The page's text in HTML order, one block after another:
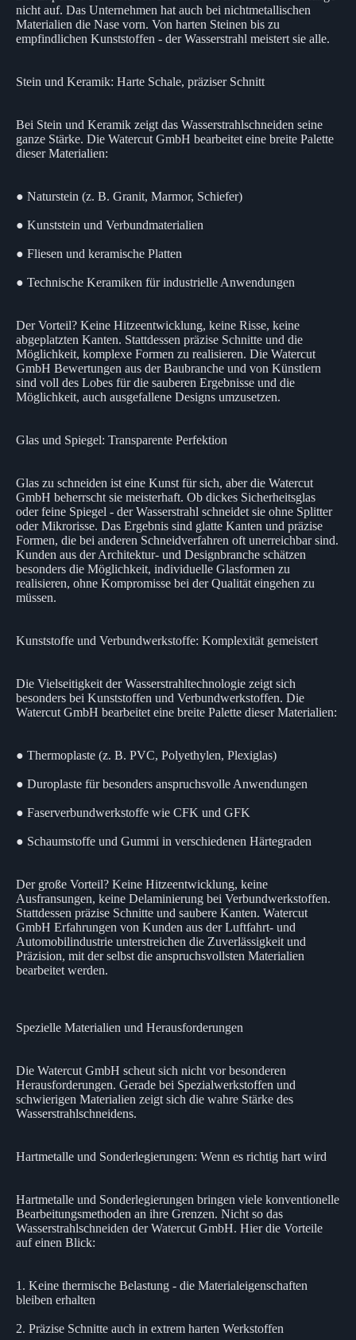
nicht auf. Das Unternehmen hat auch bei nichtmetallischen
Materialien die Nase vorn. Von harten Steinen bis zu
empfindlichen Kunststoffen - der Wasserstrahl meistert sie alle.
Stein und Keramik: Harte Schale, präziser Schnitt
Bei Stein und Keramik zeigt das Wasserstrahlschneiden seine
ganze Stärke. Die Watercut GmbH bearbeitet eine breite Palette
dieser Materialien:
● Naturstein (z. B. Granit, Marmor, Schiefer)
● Kunststein und Verbundmaterialien
● Fliesen und keramische Platten
● Technische Keramiken für industrielle Anwendungen
Der Vorteil? Keine Hitzeentwicklung, keine Risse, keine
abgeplatzten Kanten. Stattdessen präzise Schnitte und die
Möglichkeit, komplexe Formen zu realisieren. Die Watercut
GmbH Bewertungen aus der Baubranche und von Künstlern
sind voll des Lobes für die sauberen Ergebnisse und die
Möglichkeit, auch ausgefallene Designs umzusetzen.
Glas und Spiegel: Transparente Perfektion
Glas zu schneiden ist eine Kunst für sich, aber die Watercut
GmbH beherrscht sie meisterhaft. Ob dickes Sicherheitsglas
oder feine Spiegel - der Wasserstrahl schneidet sie ohne Splitter
oder Mikrorisse. Das Ergebnis sind glatte Kanten und präzise
Formen, die bei anderen Schneidverfahren oft unerreichbar sind.
Kunden aus der Architektur- und Designbranche schätzen
besonders die Möglichkeit, individuelle Glasformen zu
realisieren, ohne Kompromisse bei der Qualität eingehen zu
müssen.
Kunststoffe und Verbundwerkstoffe: Komplexität gemeistert
Die Vielseitigkeit der Wasserstrahltechnologie zeigt sich
besonders bei Kunststoffen und Verbundwerkstoffen. Die
Watercut GmbH bearbeitet eine breite Palette dieser Materialien:
● Thermoplaste (z. B. PVC, Polyethylen, Plexiglas)
● Duroplaste für besonders anspruchsvolle Anwendungen
● Faserverbundwerkstoffe wie CFK und GFK
● Schaumstoffe und Gummi in verschiedenen Härtegraden
Der große Vorteil? Keine Hitzeentwicklung, keine
Ausfransungen, keine Delaminierung bei Verbundwerkstoffen.
Stattdessen präzise Schnitte und saubere Kanten. Watercut
GmbH Erfahrungen von Kunden aus der Luftfahrt- und
Automobilindustrie unterstreichen die Zuverlässigkeit und
Präzision, mit der selbst die anspruchsvollsten Materialien
bearbeitet werden.
Spezielle Materialien und Herausforderungen
Die Watercut GmbH scheut sich nicht vor besonderen
Herausforderungen. Gerade bei Spezialwerkstoffen und
schwierigen Materialien zeigt sich die wahre Stärke des
Wasserstrahlschneidens.
Hartmetalle und Sonderlegierungen: Wenn es richtig hart wird
Hartmetalle und Sonderlegierungen bringen viele konventionelle
Bearbeitungsmethoden an ihre Grenzen. Nicht so das
Wasserstrahlschneiden der Watercut GmbH. Hier die Vorteile
auf einen Blick:
1. Keine thermische Belastung - die Materialeigenschaften
bleiben erhalten
2. Präzise Schnitte auch in extrem harten Werkstoffen